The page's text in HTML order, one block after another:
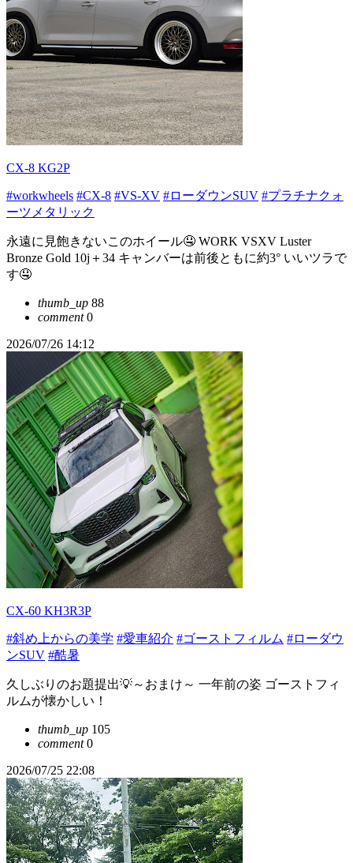
CX-8 KG2P
#workwheels #CX-8 #VS-XV #ローダウンSUV #プラチナクォ
ーツメタリック
永遠に見飽きないこのホイール🤤 WORK VSXV Luster
Bronze Gold 10j＋34 キャンバーは前後ともに約3° いいツラで
す🤤
thumb_up 88
comment0
2026/07/26 14:12
CX-60 KH3R3P
#斜め上からの美学 #愛車紹介 #ゴーストフィルム #ローダウ
ンSUV #酷暑
久しぶりのお題提出💡～おまけ～ 一年前の姿 ゴーストフィ
ルムが懐かしい！
thumb_up 105
comment0
2026/07/25 22:08